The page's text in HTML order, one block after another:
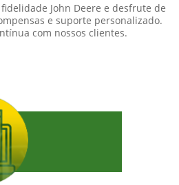
John Deere e desfrute de
e suporte personalizado.
com nossos clientes.